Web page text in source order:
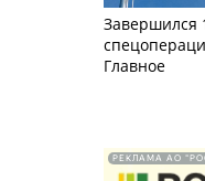
Завершился
Главное
РЕКЛАМА АО